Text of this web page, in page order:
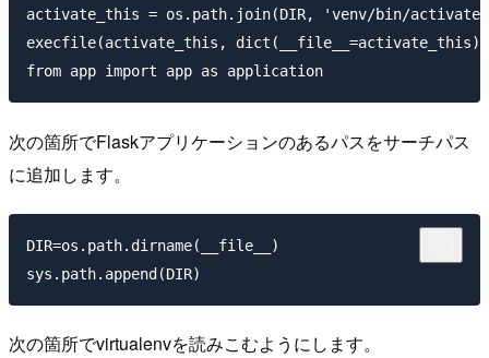
activate_this = os.path.join(DIR, 'venv/bin/
execfile(activate_this, dict(__file__=activate_this))
次の箇所でFlaskアプリケーションのあるパスをサーチパス
に追加します。
DIR=os.path.dirname(__file__)
次の箇所でvirtualenvを読みこむようにします。